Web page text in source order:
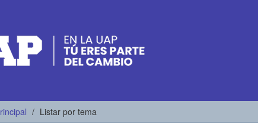
Listar por tema